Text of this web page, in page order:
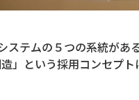
テムの５つの系統があ
」という採用コンセプ